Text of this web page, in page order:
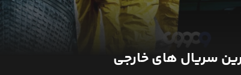
سریال های خارجی